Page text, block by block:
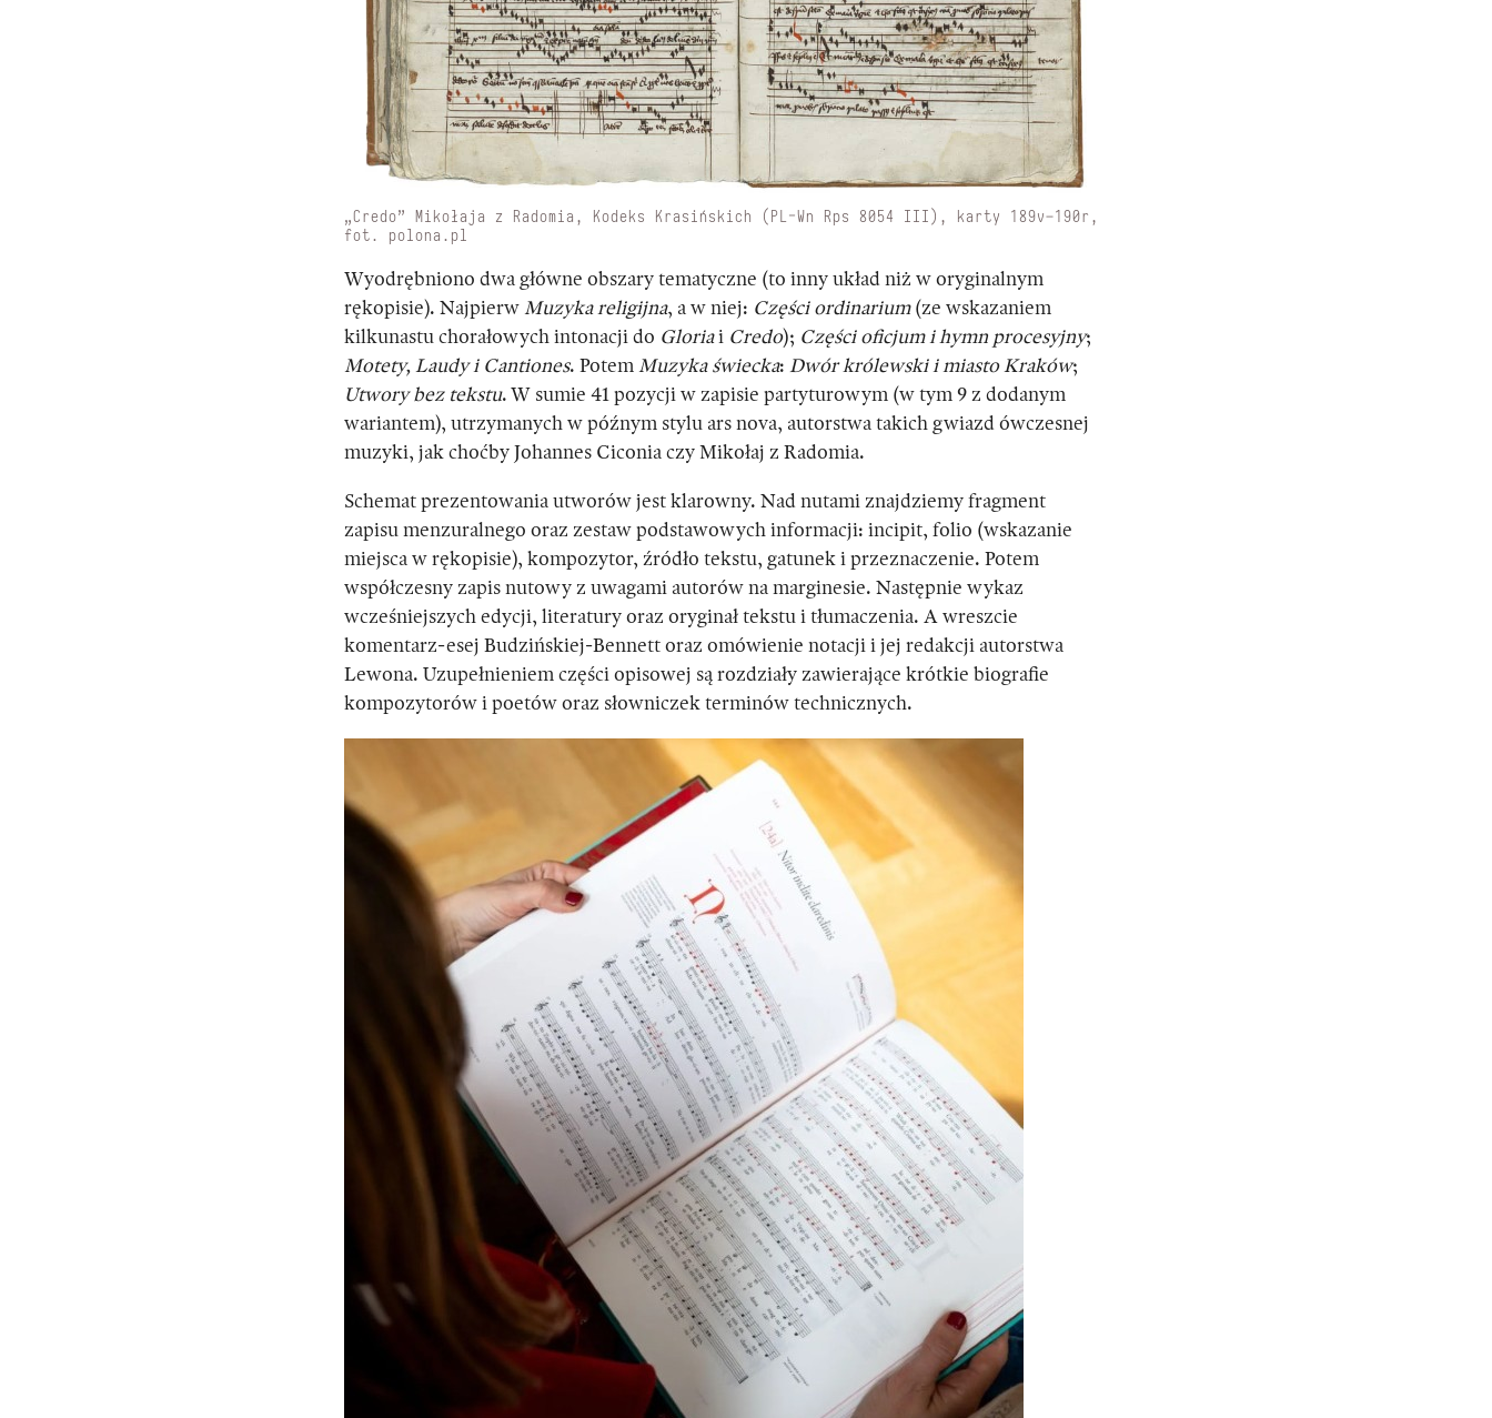
„Credo” Mikołaja z Radomia, Kodeks Krasińskich (PL-Wn Rps 8054 III), karty 189v–190r,
fot. polona.pl
Wyodrębniono dwa główne obszary tematyczne (to inny układ niż w oryginalnym
rękopisie). Najpierw Muzyka religijna, a w niej: Części ordinarium (ze wskazaniem
kilkunastu chorałowych intonacji do Gloriai Credo); Części oficjum i hymn procesyjny;
Motety, Laudy i Cantiones. Potem Muzyka świecka: Dwór królewski i miasto Kraków;
Utwory bez tekstu. W sumie 41 pozycji w zapisie partyturowym (w tym 9 z dodanym
wariantem), utrzymanych w późnym stylu ars nova, autorstwa takich gwiazd ówczesnej
muzyki, jak choćby Johannes Ciconia czy Mikołaj z Radomia.
Schemat prezentowania utworów jest klarowny. Nad nutami znajdziemy fragment
zapisu menzuralnego oraz zestaw podstawowych informacji: incipit, folio (wskazanie
miejsca w rękopisie), kompozytor, źródło tekstu, gatunek i przeznaczenie. Potem
współczesny zapis nutowy z uwagami autorów na marginesie. Następnie wykaz
wcześniejszych edycji, literatury oraz oryginał tekstu i tłumaczenia. A wreszcie
komentarz-esej Budzińskiej-Bennett oraz omówienie notacji i jej redakcji autorstwa
Lewona. Uzupełnieniem części opisowej są rozdziały zawierające krótkie biografie
kompozytorów i poetów oraz słowniczek terminów technicznych.